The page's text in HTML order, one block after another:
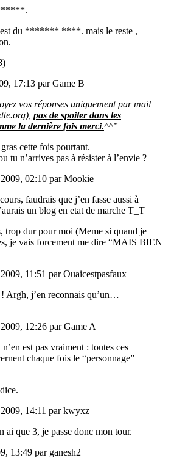
du ******* ****. mais le reste ,
)
17:13 par Game B
vos réponses uniquement par mail
pas de spoiler dans les
la dernière fois merci.^^”
cette fois pourtant.
tu n’arrives pas à résister à l’envie ?
02:10 par Mookie
faudrais que j’en fasse aussi à
un blog en etat de marche T_T
trop dur pour moi (Meme si quand je
je vais forcement me dire “MAIS BIEN
11:51 par Ouaicestpasfaux
Argh, j’en reconnais qu’un…
12:26 par Game A
est pas vraiment : toutes ces
chaque fois le “personnage”
14:11 par kwyxz
ai que 3, je passe donc mon tour.
13:49 par ganesh2